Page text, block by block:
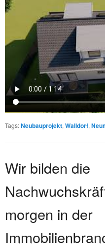
Tags:Neubauprojekt,Walldorf,
Wir bilden die
morgen in der